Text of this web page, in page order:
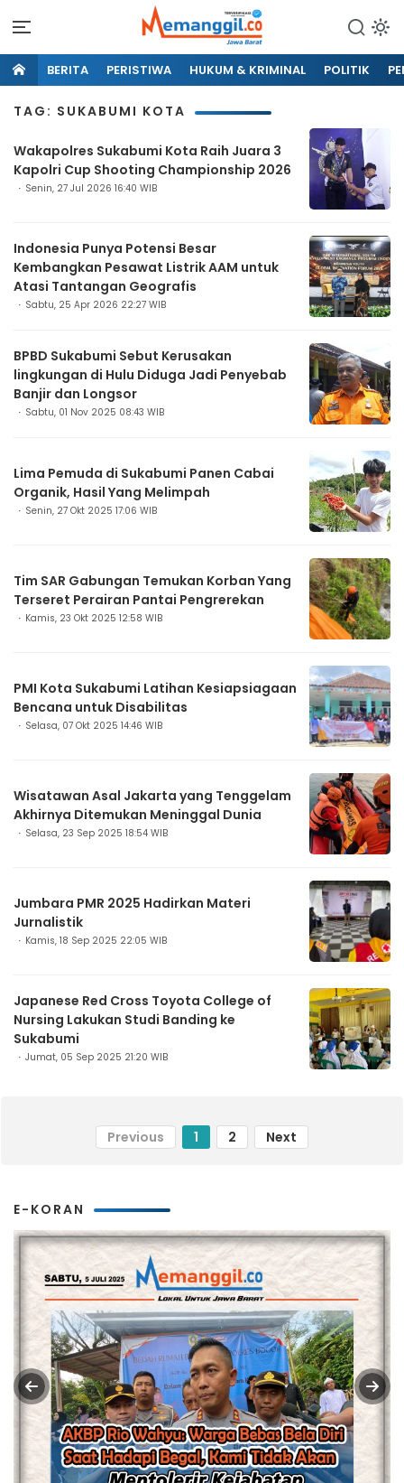
BERITA PERISTIWA HUKUM & KRIMINAL POLITIK
TAG: SUKABUMI KOTA
Wakapolres Sukabumi Kota Raih Juara 3
Kapolri Cup Shooting Championship 2026
Senin, 27 Jul 2026 16:40 WIB
Indonesia Punya Potensi Besar
Kembangkan Pesawat Listrik AAM untuk
Atasi Tantangan Geografis
Sabtu, 25 Apr 2026 22:27 WIB
BPBD Sukabumi Sebut Kerusakan
lingkungan di Hulu Diduga Jadi Penyebab
Banjir dan Longsor
Sabtu, 01 Nov 2025 08:43 WIB
Lima Pemuda di Sukabumi Panen Cabai
Organik, Hasil Yang Melimpah
Senin, 27 Okt 2025 17:06 WIB
Tim SAR Gabungan Temukan Korban Yang
Terseret Perairan Pantai Pengrerekan
Kamis, 23 Okt 2025 12:58 WIB
PMI Kota Sukabumi Latihan Kesiapsiagaan
Bencana untuk Disabilitas
Selasa, 07 Okt 2025 14:46 WIB
Wisatawan Asal Jakarta yang Tenggelam
Akhirnya Ditemukan Meninggal Dunia
Selasa, 23 Sep 2025 18:54 WIB
Jumbara PMR 2025 Hadirkan Materi
Jurnalistik
Kamis, 18 Sep 2025 22:05 WIB
Japanese Red Cross Toyota College of
Nursing Lakukan Studi Banding ke
Sukabumi
Jumat, 05 Sep 2025 21:20 WIB
Previous 1 2 Next
E-KORAN